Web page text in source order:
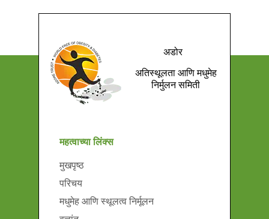
अडोर
अतिस्थूलता आणि मधुमेह
निर्मुलन समिती
महत्वाच्या लिंक्स
मुखपृष्ठ
परिचय
मधुमेह आणि स्थूलत्व निर्मूलन